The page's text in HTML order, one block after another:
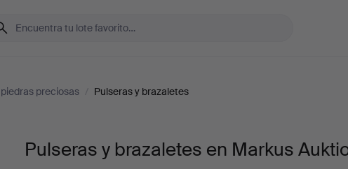
preciosas / Pulseras y brazaletes
Pulseras y brazaletes en Markus